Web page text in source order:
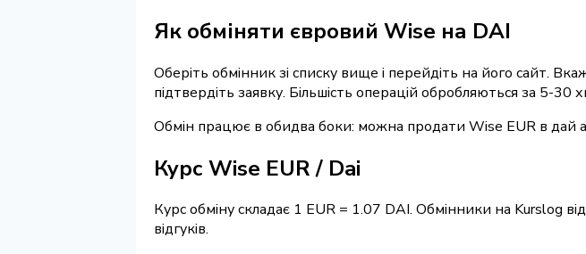
Як обміняти євровий Wise на DAI
Оберіть обмінник зі списку вище і перейдіть на його сайт.
підтвердіть заявку. Більшість операцій обробляються за 5-
Обмін працює в обидва боки: можна продати Wise EUR в дай
Курс Wise EUR / Dai
Курс обміну складає 1 EUR = 1.07 DAI. Обмінники на Kurslog
відгуків.